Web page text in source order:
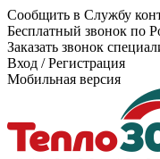
Сообщить в Службу
Бесплатный звонок по
Заказать звонок
Вход /Регистрация
Мобильная версия